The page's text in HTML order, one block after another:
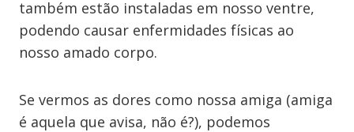
também estão instaladas em nosso ventre,
podendo causar enfermidades físicas ao
nosso amado corpo.
Se vermos as dores como nossa amiga (amiga
é aquela que avisa, não é?), podemos